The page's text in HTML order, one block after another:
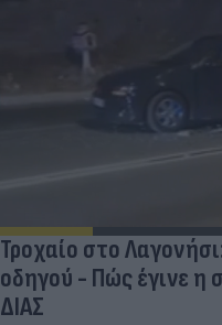
Τροχαίο στο
οδηγού - Πώς έγινε η
ΔΙΑΣ